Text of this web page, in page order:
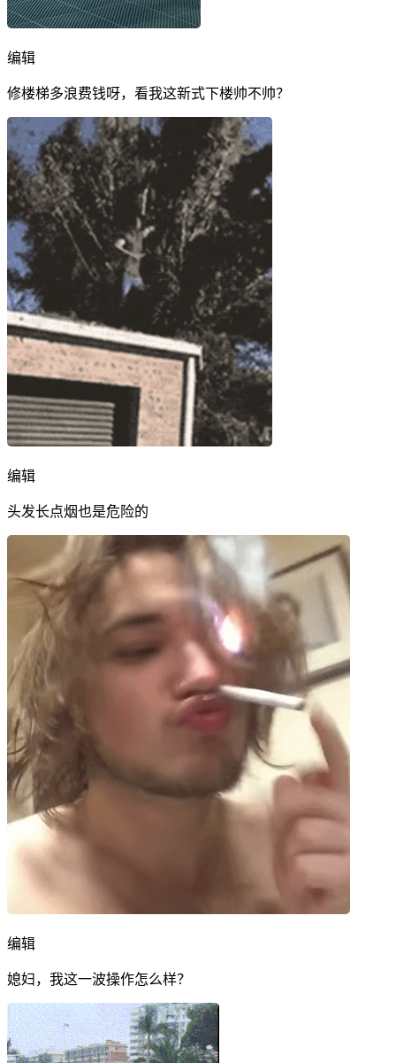
编辑
修楼梯多浪费钱呀，看我这新式下楼帅不帅？
编辑
头发长点烟也是危险的
编辑
媳妇，我这一波操作怎么样？